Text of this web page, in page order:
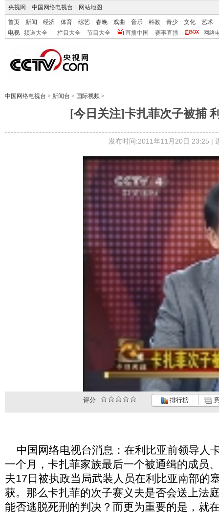
央视网 中国网络电视台 网站地图
首页 新闻 经济 体育 综艺 春晚 戏曲 音乐 科教 青少 文化
艺术
电视
频道大全 栏目大全 节目大全 直播中国 赛事直播 网络
中国网络电视台 > 新闻台 > 国际视频 >
[今日关注]卡扎菲次子被捕
发布时间:2011年11月20日 23:25 |
评分 排行榜
中国网络电视台消息：在利比亚前领导人
一个月，卡扎菲家族最后一个被通缉的成员
夫17日被执政当局武装人员在利比亚南部的
获。那么卡扎菲的次子赛义夫是否会送上法
能否逃脱死刑的判决？而更为重要的是，就